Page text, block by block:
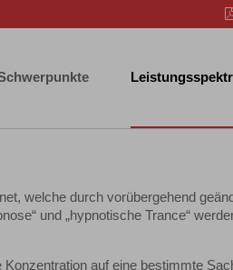
welche durch vorübergehend
und „hypnotische Trance“
auf eine bestimmte